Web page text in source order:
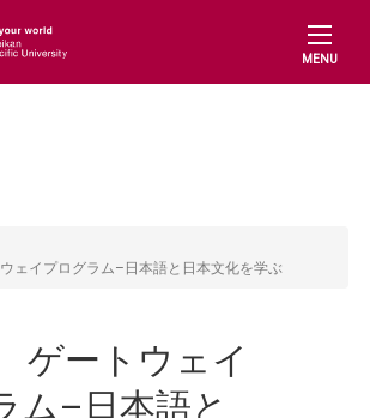
MENU
ェイプログラム–日本語と日本文化を学ぶ
ートウェイ
ム–日本語と